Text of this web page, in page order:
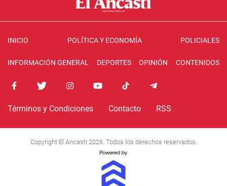
INICIO POLÍTICA Y ECONOMÍA POLICIALES
INFORMACIÓN GENERAL DEPORTES OPINIÓN CONTENIDOS
Términos y Condiciones Contacto RSS
Copyright El Ancasti 2026. Todos los derechos reservados.